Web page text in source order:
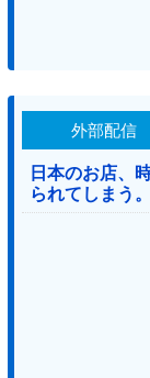
外部配信
日本のお店、
られてしまう